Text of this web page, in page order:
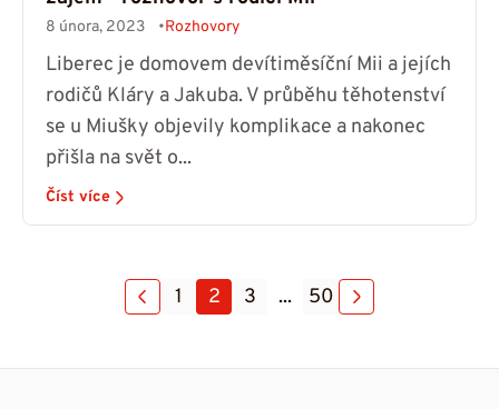
8 února, 2023 Rozhovory
Liberec je domovem devítiměsíční Mii a jejích
rodičů Kláry a Jakuba. V průběhu těhotenství
se u Miušky objevily komplikace a nakonec
přišla na svět o...
Číst více
1 2 3 ... 50